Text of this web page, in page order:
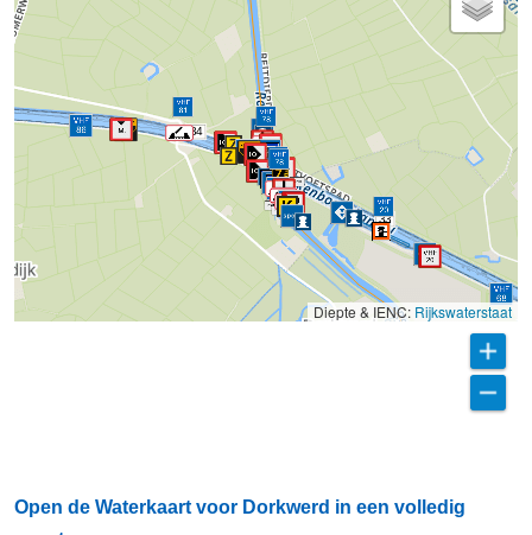
33
34
Diepte & IENC: Rijkswaterstaat
Open de Waterkaart voor Dorkwerd in een volledig